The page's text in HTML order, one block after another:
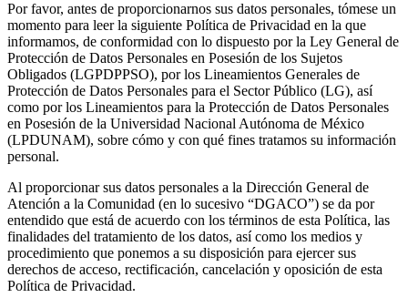
Por favor, antes de proporcionarnos sus datos personales, tómese un
momento para leer la siguiente Política de Privacidad en la que
informamos, de conformidad con lo dispuesto por la Ley General de
Protección de Datos Personales en Posesión de los Sujetos
Obligados (LGPDPPSO), por los Lineamientos Generales de
Protección de Datos Personales para el Sector Público (LG), así
como por los Lineamientos para la Protección de Datos Personales
en Posesión de la Universidad Nacional Autónoma de México
(LPDUNAM), sobre cómo y con qué fines tratamos su información
personal.
Al proporcionar sus datos personales a la Dirección General de
Atención a la Comunidad (en lo sucesivo “DGACO”) se da por
entendido que está de acuerdo con los términos de esta Política, las
finalidades del tratamiento de los datos, así como los medios y
procedimiento que ponemos a su disposición para ejercer sus
derechos de acceso, rectificación, cancelación y oposición de esta
Política de Privacidad.